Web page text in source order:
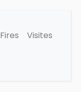
Fires
Visites